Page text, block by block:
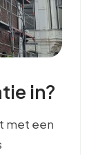
in?
met een